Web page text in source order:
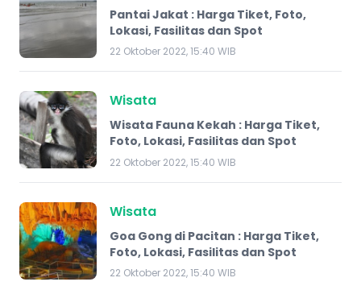
Pantai Jakat : Harga Tiket, Foto,
Lokasi, Fasilitas dan Spot
22 Oktober 2022, 15:40 WIB
Wisata
Wisata Fauna Kekah : Harga Tiket,
Foto, Lokasi, Fasilitas dan Spot
22 Oktober 2022, 15:40 WIB
Wisata
Goa Gong di Pacitan : Harga Tiket,
Foto, Lokasi, Fasilitas dan Spot
22 Oktober 2022, 15:40 WIB